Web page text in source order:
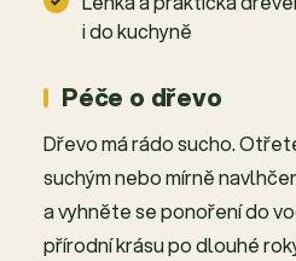
i do kuchyně
Péče o dřevo
Dřevo má rádo sucho.
suchým nebo mírně
a vyhněte se ponoření do
přírodní krásu po dlouhé